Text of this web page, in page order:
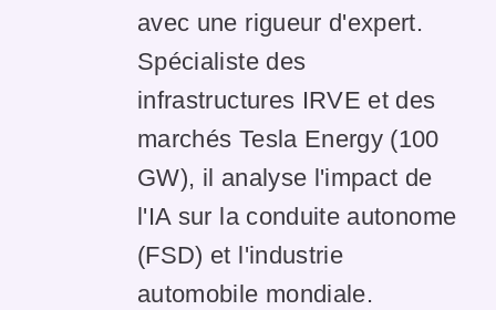
avec une rigueur d'expert.
Spécialiste des
infrastructures IRVE et des
marchés Tesla Energy (100
GW), il analyse l'impact de
l'IA sur la conduite autonome
(FSD) et l'industrie
automobile mondiale.